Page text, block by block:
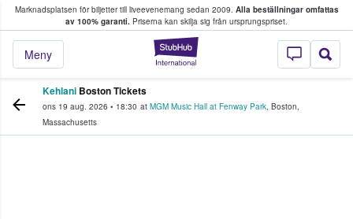
Marknadsplatsen för biljetter till liveevenemang sedan 2009. Alla beställningar omfattas
av 100% garanti. Priserna kan skilja sig från ursprungspriset.
StubHub – där
Meny
köper och säljer biljetter.
Kehlani Boston Tickets
ons 19 aug. 2026 • 18:30 at MGM Music Hall at Fenway Park, Boston,
Massachusetts